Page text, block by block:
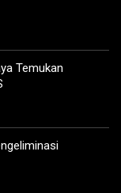
Temukan